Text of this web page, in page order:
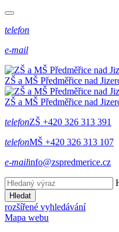
telefon
e-mail
ZŠ a MŠ Předměřice nad
ZŠ a MŠ Předměřice nad
telefonZŠ +420 326 313 391
telefonMŠ +420 326 313 107
e-mailinfo@zspredmerice.cz
Hledat
rozšířené vyhledávání
Mapa webu